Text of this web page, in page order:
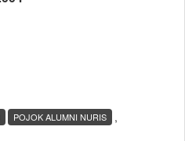
,
POJOK ALUMNI NURIS